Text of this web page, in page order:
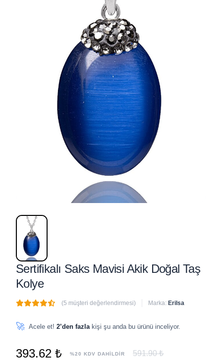
Sertifikalı Saks Mavisi Akik Doğal Taş
Kolye
(5 müşteri değerlendirmesi) Marka: Erilsa
🚀 Acele et! 2’den fazla kişi şu anda bu ürünü inceliyor.
393.62 ₺ %20 KDV DAHİLDİR 591.90 ₺